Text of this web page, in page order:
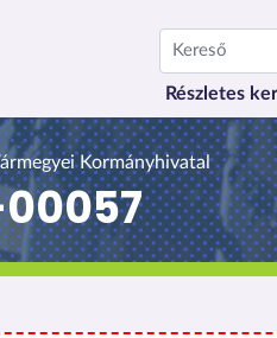
r
a
Kereső
Részletes
Kormányhivatal